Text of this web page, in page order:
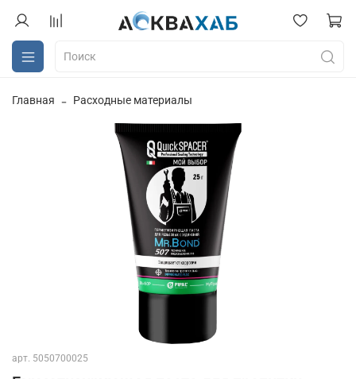
Главная Расходные материалы
арт. 5050700025